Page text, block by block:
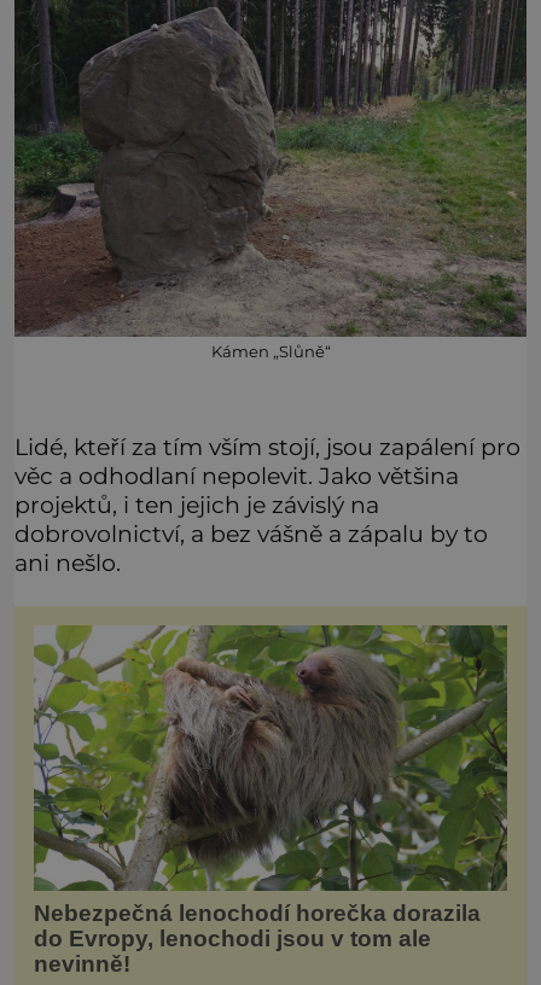
Kámen „Slůně“
Lidé, kteří za tím vším stojí, jsou zapálení pro
věc a odhodlaní nepolevit. Jako většina
projektů, i ten jejich je závislý na
dobrovolnictví, a bez vášně a zápalu by to
ani nešlo.
Nebezpečná lenochodí horečka dorazila
do Evropy, lenochodi jsou v tom ale
nevinně!